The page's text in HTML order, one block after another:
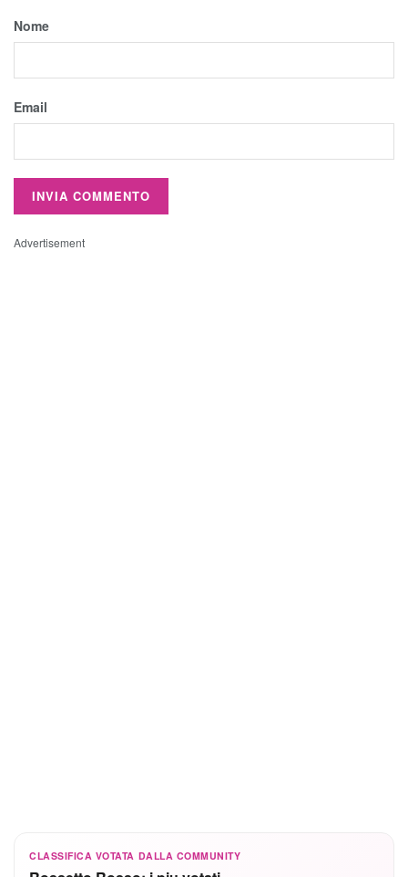
Nome
Email
Advertisement
CLASSIFICA VOTATA DALLA COMMUNITY